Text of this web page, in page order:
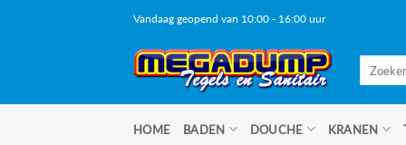
Vandaag geopend van 10:00 - 16:00 uur
HOME BADEN DOUCHE KRANEN